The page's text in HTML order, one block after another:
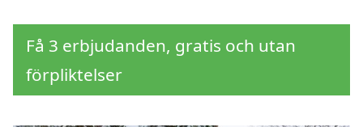
Få 3 erbjudanden, gratis och utan
förpliktelser